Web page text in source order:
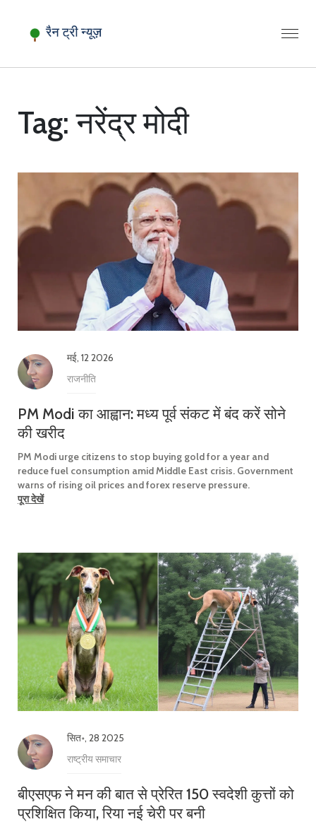
Tag: नरेंद्र मोदी
मई, 12 2026
राजनीति
PM Modi का आह्वान: मध्य पूर्व संकट में बंद करें सोने
की खरीद
PM Modi urge citizens to stop buying gold for a year and
reduce fuel consumption amid Middle East crisis. Government
warns of rising oil prices and forex reserve pressure.
पूरा देखें
सित॰, 28 2025
राष्ट्रीय समाचार
बीएसएफ ने मन की बात से प्रेरित 150 स्वदेशी कुत्तों को
प्रशिक्षित किया, रिया नई चेरी पर बनी